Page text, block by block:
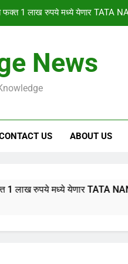
1 लाख रुपये मध्ये येणार TATA
2024:आपल्या गावची 2023-2024 ची
Result: 10 वी 12 वी चा निकाल
PM किसान
News
US ABOUT US
TATA NANO इलेक्ट्रिक